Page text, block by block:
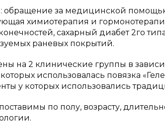
за медицинской помощью
химиотерапия и
сахарный диабет 2го
раневых покрытий.
на 2 клинические группы в
использовалась повязка
у которых использовались
по полу, возрасту,